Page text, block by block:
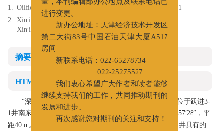
1. Oilfield chemicals Division, COSL, Yanjiao, Hebei 065201
2. Xinjiang Oilfield chemicals Department, COSL, Luntai,
Xinjiang 841600
摘要
HTML全文
“深地一号”跃进3-3XC井位于新疆沙雅县境内，井口位于跃进3-
1井南东158°49′51″，平距909 m；位于跃进3-1XC井东91°57′28″，平
距40 m。跃进3-3XC井完钻井深达9432 m，除了面临超深井具有的
量，本刊编辑部办公地点及联系电话已
进行变更。
新办公地址：天津经济技术开发区
第二大街83号中国石油天津大厦A517
房间
新联系电话：022-65278734
我们衷心希望广大作者和读者能够
继续支持我们的工作，共同推动期刊的
发展和进步。
再次感谢您对期刊的关注和支持！